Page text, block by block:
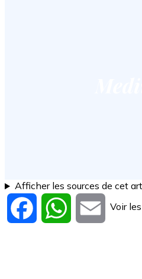
Afficher les sources de cet
Facebook WhatsApp
Email
Voir